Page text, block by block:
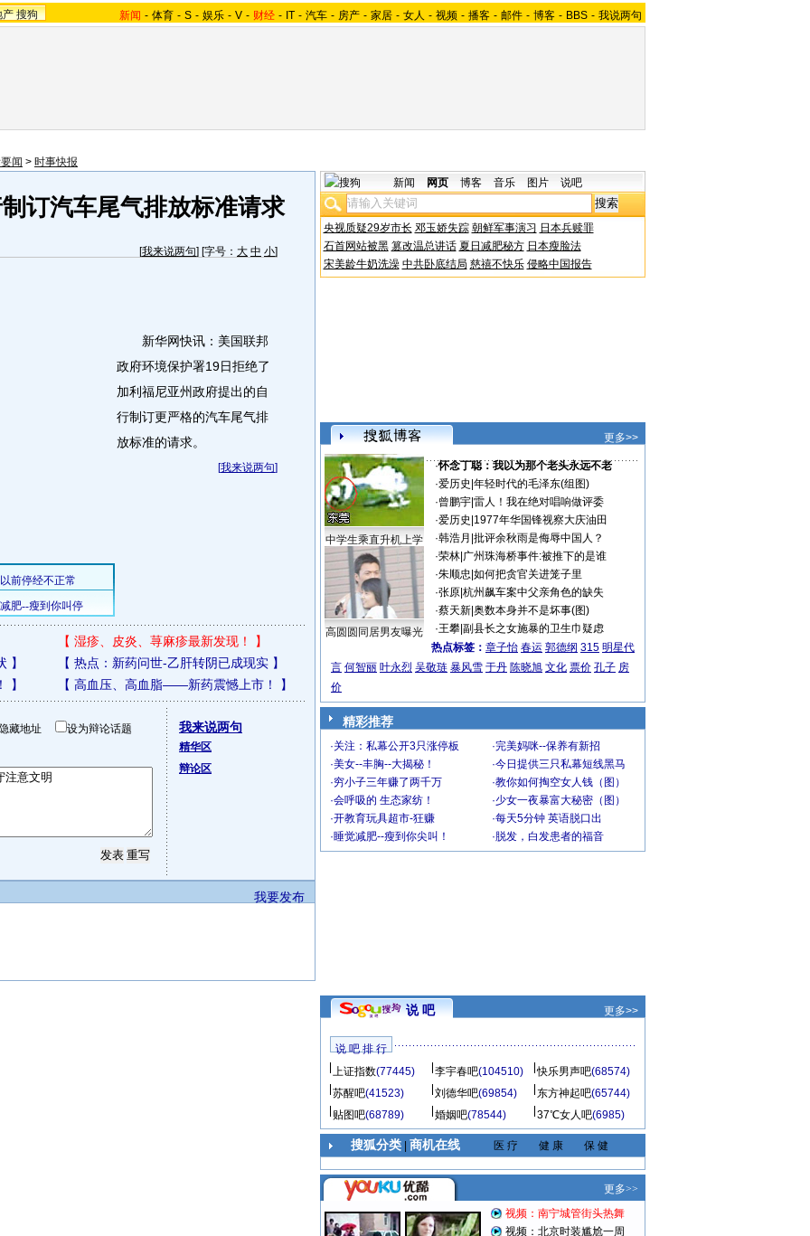
产 搜狗 新闻 - 体育 - S - 娱乐 - V - 财经 - IT - 汽车 - 房产 - 家居 - 女人 - 视频 - 播客 - 邮件 - 博客 - BBS - 我说两句
闻 > 时事快报
订汽车尾气排放标准请求
[我来说两句] [字号： 大 中 小]
新华网快讯：美国联邦
政府环境保护署19日拒绝了
加利福尼亚州政府提出的自
行制订更严格的汽车尾气排
放标准的请求。
[我来说两句]
【 湿疹、皮炎、荨麻疹最新发现！
】
】 【 热点：新药问世-乙肝转阴已成现实】
】 【 高血压、高血脂——新药震憾上市！ 】
藏地址 设为辩论话题 我来说两句
精华区
辩论区
我要发布
新闻 网页 博客 音乐 图片 说吧
央视质疑29岁市长 邓玉娇失踪 朝鲜军事演习 日本兵赎罪
石首网站被黑 篡改温总讲话 夏日减肥秘方 日本瘦脸法
宋美龄牛奶洗澡 中共卧底结局 慈禧不快乐 侵略中国报告
更多>>
中学生乘直升机上学
高圆圆同居男友曝光
·怀念丁聪：我以为那个老头永远不老
·爱历史 年轻时代的毛泽东(组图)
·曾鹏宇| 雷人！我在绝对唱响做评委
·爱历史 1977年华国锋视察大庆油田
·韩浩月 批评余秋雨是侮辱中国人？
·荣林| 广州珠海桥事件:被推下的是谁
·朱顺忠 如何把贪官关进笼子里
·张原| 杭州飙车案中父亲角色的缺失
·蔡天新| 奥数本身并不是坏事(图)
·王攀| 副县长之女施暴的卫生巾疑虑
热点标签： 章子怡 春运 郭德纲 315 明星代
言 何智丽 叶永烈 吴敬琏 暴风雪 于丹 陈晓旭 文化 票价 孔子 房
价
精彩推荐
·关注：私幕公开3只涨停板 ·完美妈咪--保养有新招
·美女--丰胸--大揭秘！ ·今日提供三只私幕短线黑马
·穷小子三年赚了两千万 ·教你如何掏空女人钱（图）
·会呼吸的 生态家纺！ ·少女一夜暴富大秘密（图）
·开教育玩具超市-狂赚 ·每天5分钟 英语脱口出
·睡觉减肥--瘦到你尖叫！ · 脱发，白发患者的福音
说 吧 更多>>
说 吧 排 行
上证指数(77445) 李宇春吧(104510) 快乐男声吧(68574)
苏醒吧(41523) 刘德华吧(69854) 东方神起吧(65744)
贴图吧(68789) 婚姻吧(78544) 37℃女人吧(6985)
搜狐分类| 商机在线 医 疗 健 康 保 健